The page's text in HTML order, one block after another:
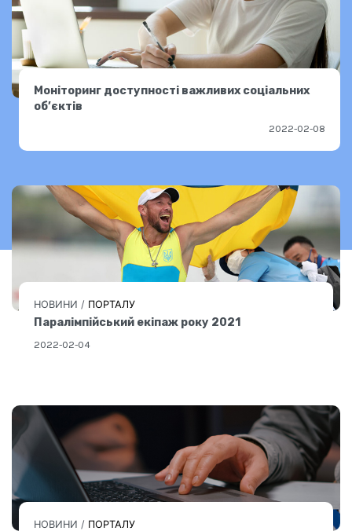
Моніторинг доступності важливих соціальних
об’єктів
2022-02-08
НОВИНИ / ПОРТАЛУ
Паралімпійський екіпаж року 2021
2022-02-04
НОВИНИ / ПОРТАЛУ